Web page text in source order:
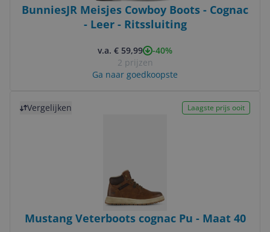
BunniesJR Meisjes Cowboy Boots - Cognac
- Leer - Ritssluiting
v.a. € 59,99
-40%
2 prijzen
Ga naar goedkoopste
Vergelijken Laagste prijs ooit
Mustang Veterboots cognac Pu - Maat 40